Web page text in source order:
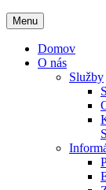
Menu
Domov
O nás
Služby